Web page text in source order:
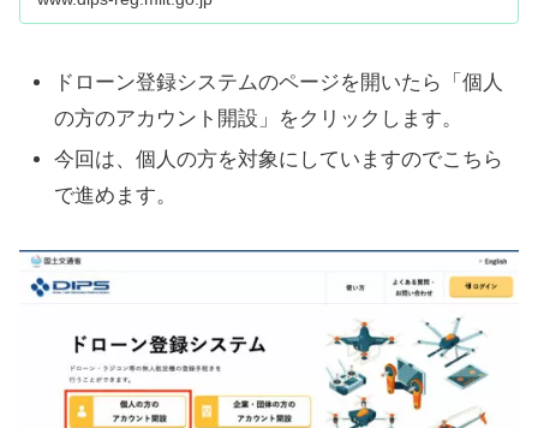
ドローン登録システムのページを開いたら「個人
の方のアカウント開設」をクリックします。
今回は、個人の方を対象にしていますのでこちら
で進めます。